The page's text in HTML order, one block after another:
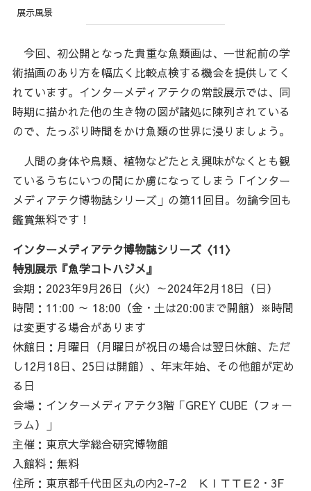
展示風景
今回、初公開となった貴重な魚類画は、一世紀前の学
術描画のあり方を幅広く比較点検する機会を提供してく
れています。インターメディアテクの常設展示では、同
時期に描かれた他の生き物の図が諸処に陳列されている
ので、たっぷり時間をかけ魚類の世界に浸りましょう。
人間の身体や鳥類、植物などたとえ興味がなくとも観
ているうちにいつの間にか虜になってしまう「インター
メディアテク博物誌シリーズ」の第11回目。勿論今回も
鑑賞無料です！
インターメディアテク博物誌シリーズ〈11〉
特別展示『魚学コトハジメ』
会期：2023年9月26日（火）～2024年2月18日（日）
時間：11:00 ～ 18:00（金・土は20:00まで開館）※時間
は変更する場合があります
休館日：月曜日（月曜日が祝日の場合は翌日休館、ただ
し12月18日、25日は開館）、年末年始、その他館が定め
る日
会場：インターメディアテク3階「GREY CUBE（フォー
ラム）」
主催：東京大学総合研究博物館
入館料：無料
住所：東京都千代田区丸の内2-7-2 ＫＩＴＴＥ2・3F